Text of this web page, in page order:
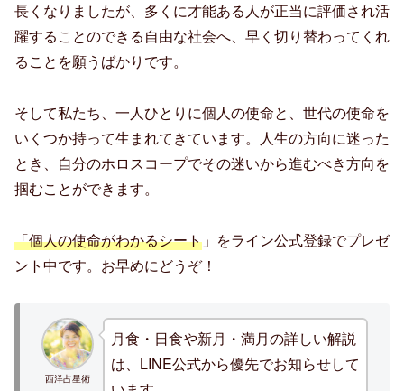
長くなりましたが、多くに才能ある人が正当に評価され活
躍することのできる自由な社会へ、早く切り替わってくれ
ることを願うばかりです。
そして私たち、一人ひとりに個人の使命と、世代の使命を
いくつか持って生まれてきています。人生の方向に迷った
とき、自分のホロスコープでその迷いから進むべき方向を
掴むことができます。
「個人の使命がわかるシート 」をライン公式登録でプレゼ
ント中です。お早めにどうぞ！
西洋占星術
月食・日食や新月・満月の詳しい解説
は、LINE公式から優先でお知らせして